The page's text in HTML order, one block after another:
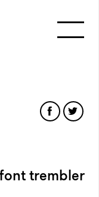
trembler